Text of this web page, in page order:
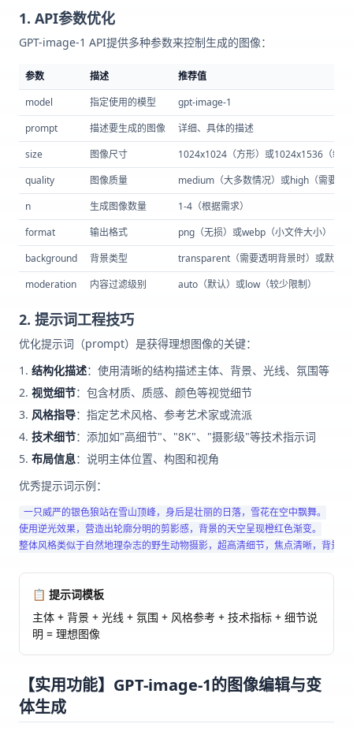
1. API参数优化
GPT-image-1 API提供多种参数来控制生成的图像：
参数 描述
推荐值
model
指定使用的模型
gpt-image-1
prompt
描述要生成的图像
详细、具体的描述
size
图像尺寸
1024x1024（方形）或1024x1536（纵
quality
图像质量
medium（大多数情况）或high（需要高
n
生成图像数量
1-4（根据需求）
format
输出格式
png（无损）或webp（小文件大小）
background
背景类型
transparent（需要透明背景时）或默认值
moderation
内容过滤级别 auto（默认）或low（较少限制）
2. 提示词工程技巧
优化提示词（prompt）是获得理想图像的关键：
结构化描述：使用清晰的结构描述主体、背景、光线、氛围等
视觉细节：包含材质、质感、颜色等视觉细节
风格指导：指定艺术风格、参考艺术家或流派
技术细节：添加如"高细节"、"8K"、"摄影级"等技术指示词
布局信息：说明主体位置、构图和视角
优秀提示词示例：
一只威严的银色狼站在雪山顶峰，身后是壮丽的日落，雪花在空中飘舞。
使用逆光效果，营造出轮廓分明的剪影感，背景的天空呈现橙红色渐变。
📋 提示词模板
主体 + 背景 + 光线 + 氛围 + 风格参考 + 技术指标 + 细节说
明 = 理想图像
【实用功能】GPT-image-1的图像编辑与变
体生成